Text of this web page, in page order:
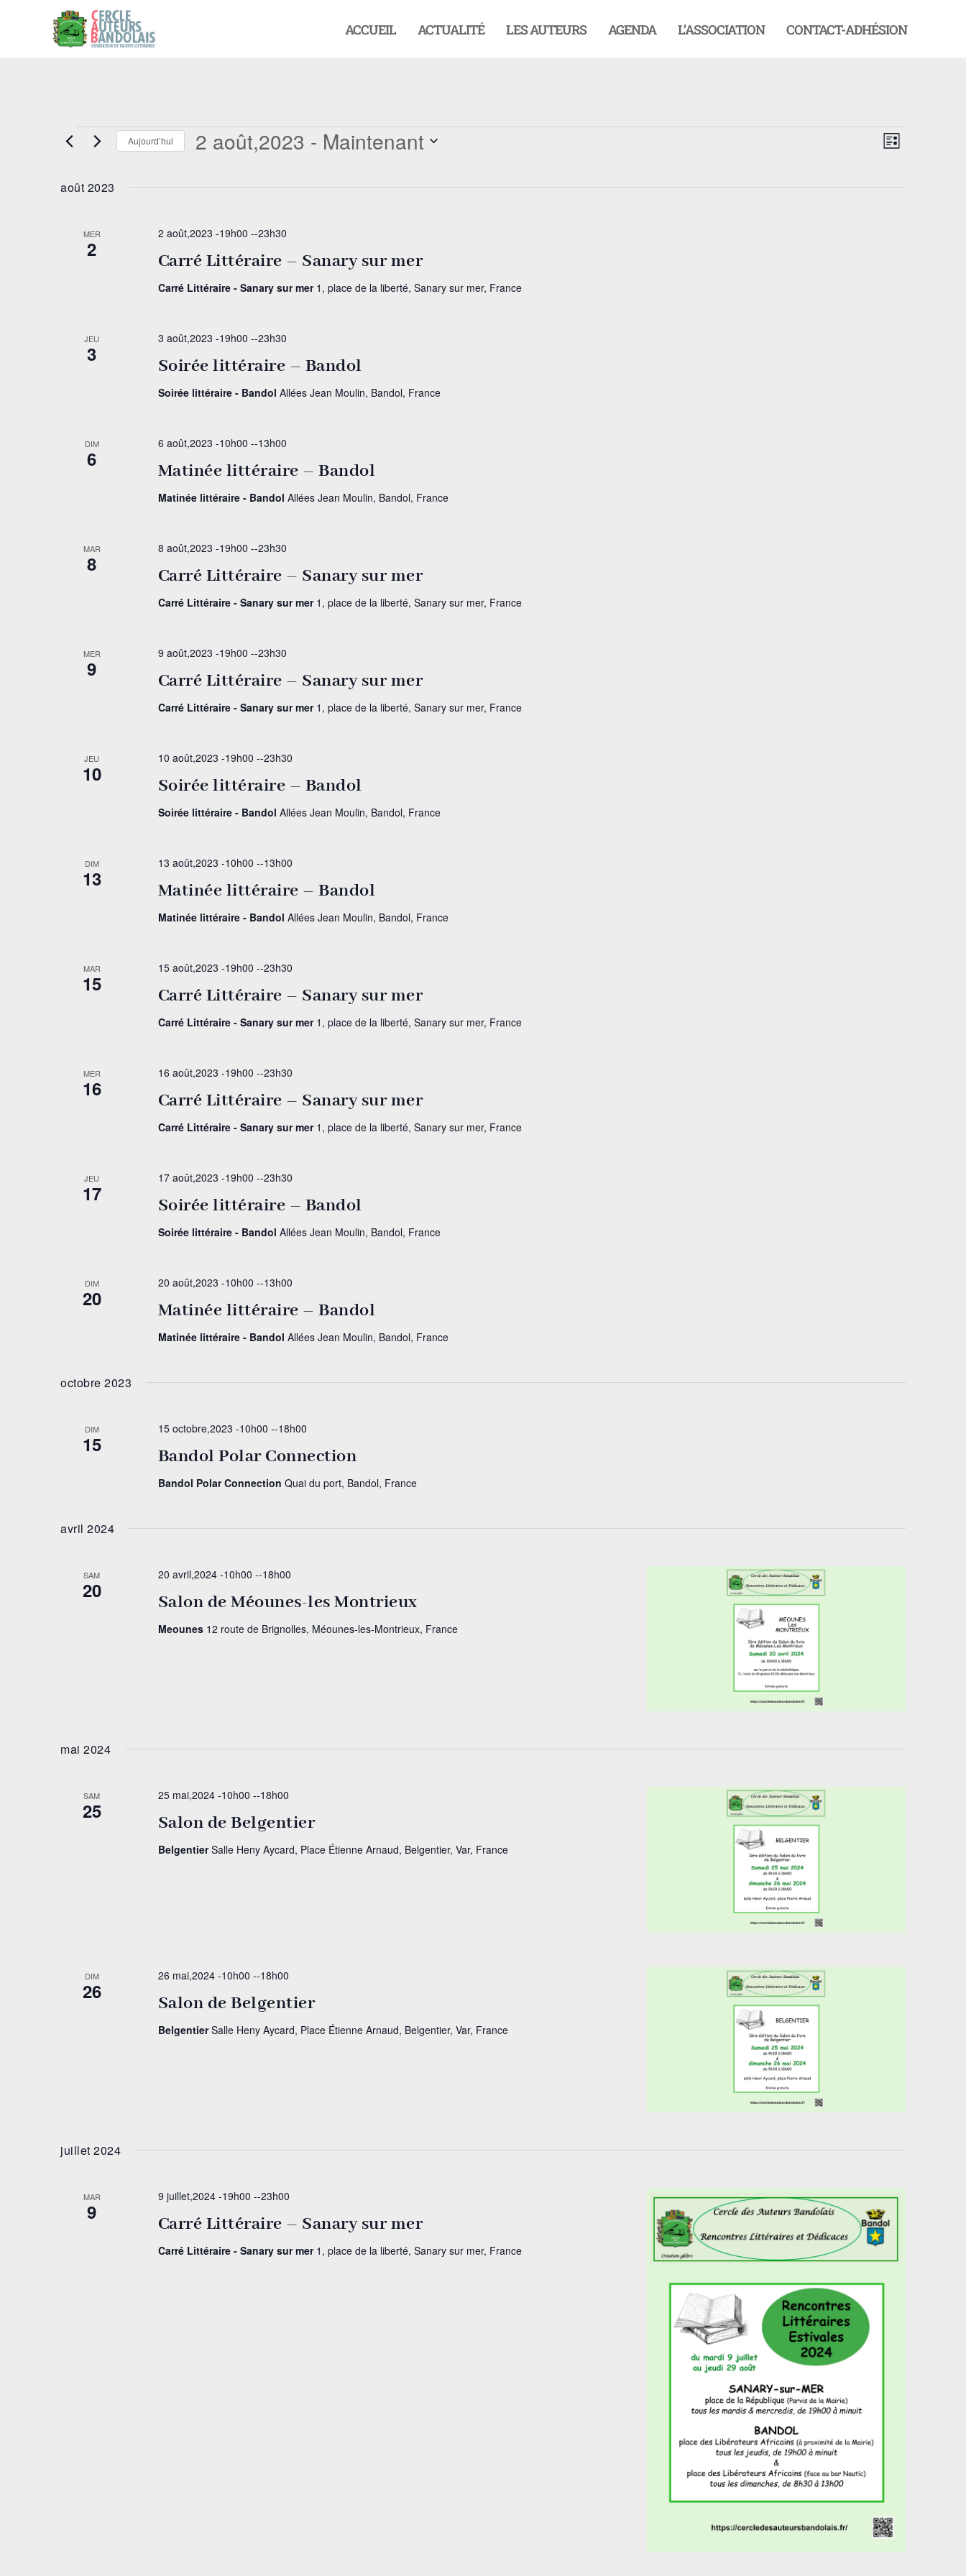
ACCUEIL ACTUALITÉ LES AUTEURS AGENDA L’ASSOCIATION CONTACT-ADHÉSION
Évènements Navigation
par
de
LISTE
Aujourd’hui 2 août,2023 - Maintenant
août 2023
MER
2
Carré Littéraire – Sanary sur mer
2 août,2023 -19h00 --23h30
Carré Littéraire - Sanary sur mer 1, place de la liberté, Sanary sur mer, France
JEU
3
Soirée littéraire – Bandol
3 août,2023 -19h00 --23h30
Soirée littéraire - Bandol Allées Jean Moulin, Bandol, France
DIM
6
Matinée littéraire – Bandol
6 août,2023 -10h00 --13h00
Matinée littéraire - Bandol Allées Jean Moulin, Bandol, France
MAR
8
Carré Littéraire – Sanary sur mer
8 août,2023 -19h00 --23h30
Carré Littéraire - Sanary sur mer 1, place de la liberté, Sanary sur mer, France
MER
9
Carré Littéraire – Sanary sur mer
9 août,2023 -19h00 --23h30
Carré Littéraire - Sanary sur mer 1, place de la liberté, Sanary sur mer, France
JEU
10
Soirée littéraire – Bandol
10 août,2023 -19h00 --23h30
Soirée littéraire - Bandol Allées Jean Moulin, Bandol, France
DIM
13
Matinée littéraire – Bandol
13 août,2023 -10h00 --13h00
Matinée littéraire - Bandol Allées Jean Moulin, Bandol, France
MAR
15
Carré Littéraire – Sanary sur mer
15 août,2023 -19h00 --23h30
Carré Littéraire - Sanary sur mer 1, place de la liberté, Sanary sur mer, France
MER
16
Carré Littéraire – Sanary sur mer
16 août,2023 -19h00 --23h30
Carré Littéraire - Sanary sur mer 1, place de la liberté, Sanary sur mer, France
JEU
17
Soirée littéraire – Bandol
17 août,2023 -19h00 --23h30
Soirée littéraire - Bandol Allées Jean Moulin, Bandol, France
DIM
20
Matinée littéraire – Bandol
20 août,2023 -10h00 --13h00
Matinée littéraire - Bandol Allées Jean Moulin, Bandol, France
octobre 2023
DIM
15
Bandol Polar Connection
15 octobre,2023 -10h00 --18h00
Bandol Polar Connection Quai du port, Bandol, France
avril 2024
SAM
20
Salon de Méounes-les Montrieux
20 avril,2024 -10h00 --18h00
Meounes 12 route de Brignolles, Méounes-les-Montrieux, France
mai 2024
SAM
25
Salon de Belgentier
25 mai,2024 -10h00 --18h00
BelgentierSalle Heny Aycard, Place Étienne Arnaud, Belgentier, Var, France
DIM
26
Salon de Belgentier
26 mai,2024 -10h00 --18h00
BelgentierSalle Heny Aycard, Place Étienne Arnaud, Belgentier, Var, France
juillet 2024
MAR
9
Carré Littéraire – Sanary sur mer
9 juillet,2024 -19h00 --23h00
Carré Littéraire - Sanary sur mer 1, place de la liberté, Sanary sur mer, France